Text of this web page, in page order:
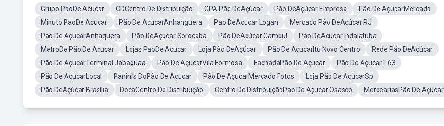
Grupo PaoDe Acucar CDCentro De Distribuição GPA Pão DeAçúcar Pão DeAçúcar Empresa
Pão De AçucarMercado
Minuto PaoDe Acucar
Pão De AçucarAnhanguera Pao DeAcucar Logan
Mercado Pão DeAçúcar RJ
Pao De AçucarAnhaquera
Pão DeAçúcar Sorocaba Pão DeAçúcar Cambuí
Pao DeAcucar Indaiatuba
MetroDe Pão De Açucar
Lojas PaoDe Acucar Loja Pão DeAçúcar Pão De AçucarItu Novo Centro
Rede Pão DeAçúcar
Pão De AçucarTerminal Jabaquaa
Pão De AçucarVila Formosa FachadaPão De Açucar
Pão De AçucarT 63
Pão De AçucarLocal
Panini's DoPão De Açucar Pão De AçucarMercado Fotos
Loja Pão De AçucarSp
Pão DeAçúcar Brasília
DocaCentro De Distribuição Centro De DistribuiçãoPao De Açucar Osasco MerceariasPão De Açucar